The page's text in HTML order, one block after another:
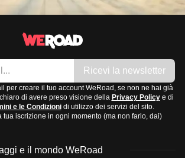
Ricevi la newsletter
per creare il tuo account WeRoad, se non ne hai già
di avere preso visione della Privacy Policye di
e le Condizionidi utilizzo dei servizi del sito.
tua iscrizione in ogni momento (ma non farlo, dai)
e il mondo WeRoad